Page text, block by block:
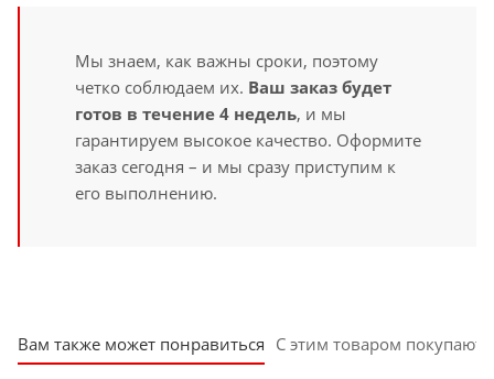
Мы знаем, как важны сроки, поэтому
четко соблюдаем их. Ваш заказ будет
готов в течение 4 недель, и мы
гарантируем высокое качество. Оформите
заказ сегодня – и мы сразу приступим к
его выполнению.
Вам также может понравиться С этим товаром покупают